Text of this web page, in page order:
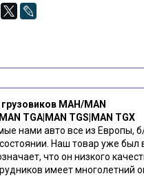
грузовиков МАН/MAN
TGA|MAN TGS|MAN TGX
нами авто все из Европы,
Наш товар уже был
что он низкого
имеет многолетний